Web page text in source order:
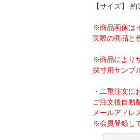
【サイズ】 約
※商品画像は
実際の商品と
※商品により
採寸用サンプ
・二重注文に
ご注文後自動
メールアドレ
※会員登録し